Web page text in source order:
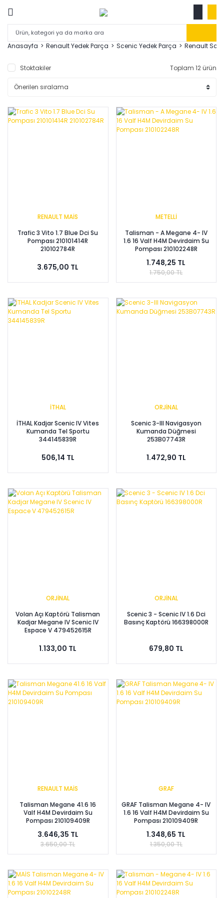
Anasayfa Renault Yedek Parça Scenic Yedek Parça Renault
Stoktakiler Toplam 12 ürün
RENAULT MAİS
Trafic 3 Vito 1.7 Blue Dci Su
Pompası 210101414R
210102784R
3.675,00 TL
METELLİ
Talisman - A Megane 4- IV
1.6 16 Valf H4M Devirdaim Su
Pompası 210102248R
1.748,25 TL
1.750,00 TL
İTHAL
İTHAL Kadjar Scenic IV Vites
Kumanda Tel Sportu
344145839R
506,14 TL
ORJİNAL
Scenic 3-III Navigasyon
Kumanda Düğmesi
253B07743R
1.472,90 TL
ORJİNAL
Volan Açı Kaptörü Talisman
Kadjar Megane IV Scenic IV
Espace V 479452615R
1.133,00 TL
ORJİNAL
Scenic 3 - Scenic IV 1.6 Dci
Basınç Kaptörü 166398000R
679,80 TL
RENAULT MAİS
Talisman Megane 41.6 16
Valf H4M Devirdaim Su
Pompası 210109409R
3.646,35 TL
3.650,00 TL
GRAF
GRAF Talisman Megane 4- IV
1.6 16 Valf H4M Devirdaim Su
Pompası 210109409R
1.348,65 TL
1.350,00 TL